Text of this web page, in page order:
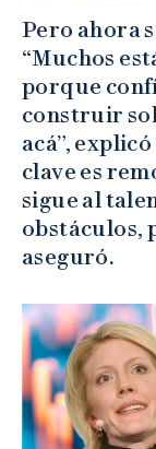
Pero ahora
“Muchos
porque
construir
acá”,
clave es
sigue al
obstáculos,
aseguró.